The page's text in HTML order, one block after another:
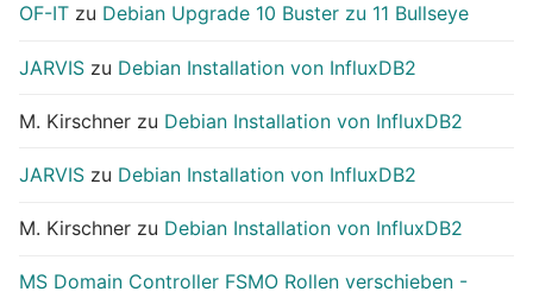
OF-IT zu Debian Upgrade 10 Buster zu 11 Bullseye
JARVIS zu Debian Installation von InfluxDB2
M. Kirschner zu Debian Installation von InfluxDB2
JARVIS zu Debian Installation von InfluxDB2
M. Kirschner zu Debian Installation von InfluxDB2
MS Domain Controller FSMO Rollen verschieben -